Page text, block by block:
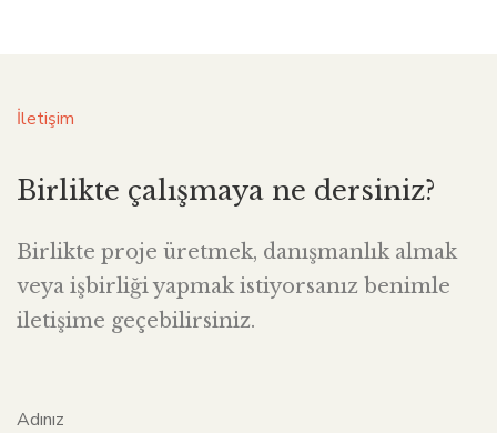
İletişim
Birlikte çalışmaya ne dersiniz?
Birlikte proje üretmek, danışmanlık almak
veya işbirliği yapmak istiyorsanız benimle
iletişime geçebilirsiniz.
Adınız